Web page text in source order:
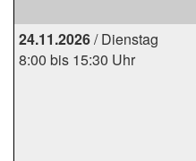
24.11.2026/ Dienstag
8:00 bis 15:30 Uhr